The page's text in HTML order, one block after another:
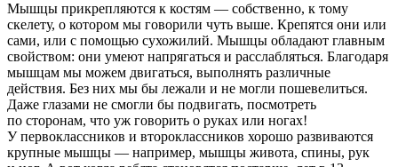
Мышцы прикрепляются к костям — собственно, к тому
скелету, о котором мы говорили чуть выше. Крепятся они или
сами, или с помощью сухожилий. Мышцы обладают главным
свойством: они умеют напрягаться и расслабляться. Благодаря
мышцам мы можем двигаться, выполнять различные
действия. Без них мы бы лежали и не могли пошевелиться.
Даже глазами не смогли бы подвигать, посмотреть
по сторонам, что уж говорить о руках или ногах!
У первоклассников и второклассников хорошо развиваются
крупные мышцы — например, мышцы живота, спины, рук